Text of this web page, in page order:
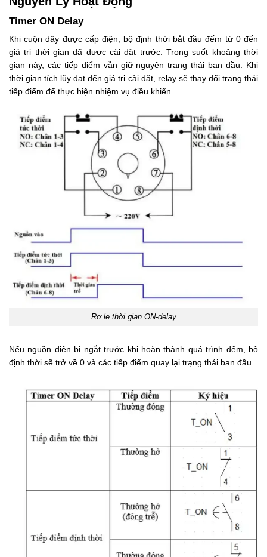
Timer ON Delay
Khi cuộn dây được cấp điện, bộ định thời bắt đầu đếm từ 0 đến
giá trị thời gian đã được cài đặt trước. Trong suốt khoảng thời
gian này, các tiếp điểm vẫn giữ nguyên trạng thái ban đầu. Khi
thời gian tích lũy đạt đến giá trị cài đặt, relay sẽ thay đổi trạng thái
tiếp điểm để thực hiện nhiệm vụ điều khiển.
Rơ le thời gian ON-delay
Nếu nguồn điện bị ngắt trước khi hoàn thành quá trình đếm, bộ
định thời sẽ trở về 0 và các tiếp điểm quay lại trạng thái ban đầu.